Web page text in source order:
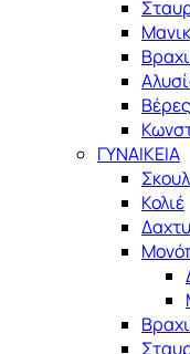
Βέρες
ΓΥΝΑΙΚΕΙΑ
Κολιέ